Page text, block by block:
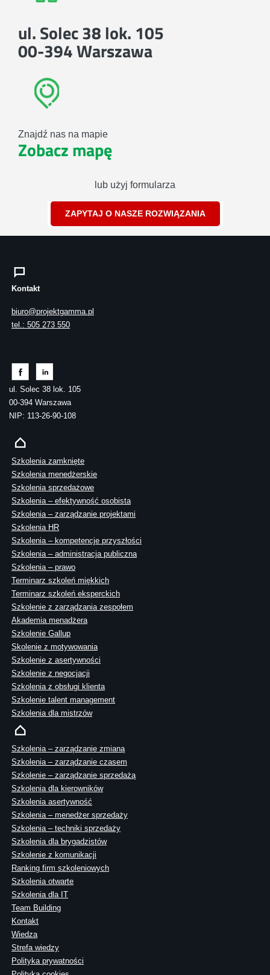
ul. Solec 38 lok. 105
00-394 Warszawa
Znajdź nas na mapie
Zobacz mapę
lub użyj formularza
ZAPYTAJ O NASZE ROZWIĄZANIA
Kontakt
biuro@projektgamma.pl
tel.: 505 273 550
ul. Solec 38 lok. 105
00-394 Warszawa
NIP: 113-26-90-108
Szkolenia zamknięte
Szkolenia menedżerskie
Szkolenia sprzedażowe
Szkolenia – efektywność osobista
Szkolenia – zarządzanie projektami
Szkolenia HR
Szkolenia – kompetencje przyszłości
Szkolenia – administracja publiczna
Szkolenia – prawo
Terminarz szkoleń miękkich
Terminarz szkoleń eksperckich
Szkolenie z zarządzania zespołem
Akademia menadżera
Szkolenie Gallup
Skolenie z motywowania
Szkolenie z asertywności
Szkolenie z negocjacji
Szkolenia z obsługi klienta
Szkolenie talent management
Szkolenia dla mistrzów
Szkolenia – zarządzanie zmianą
Szkolenia – zarządzanie czasem
Szkolenie – zarządzanie sprzedażą
Szkolenia dla kierowników
Szkolenia asertywność
Szkolenia – menedżer sprzedaży
Szkolenia – techniki sprzedaży
Szkolenia dla brygadzistów
Szkolenie z komunikacji
Ranking firm szkoleniowych
Szkolenia otwarte
Szkolenia dla IT
Team Building
Kontakt
Wiedza
Strefa wiedzy
Polityka prywatności